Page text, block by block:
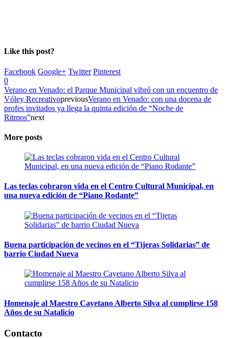
Like this post?
Facebook Google+ Twitter Pinterest
0
Verano en Venado: el Parque Municipal vibró con un encuentro de
Vóley RecreativopreviousVerano en Venado: con una docena de
profes invitados ya llega la quinta edición de “Noche de
Ritmos”next
More posts
Las teclas cobraron vida en el Centro Cultural Municipal, en
una nueva edición de “Piano Rodante”
Buena participación de vecinos en el “Tijeras Solidarias” de
barrio Ciudad Nueva
Homenaje al Maestro Cayetano Alberto Silva al cumplirse 158
Años de su Natalicio
Contacto